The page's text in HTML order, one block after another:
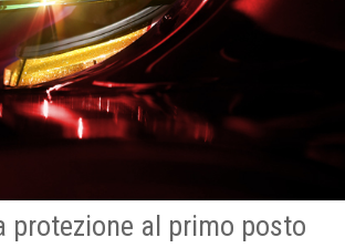
protezione al primo posto